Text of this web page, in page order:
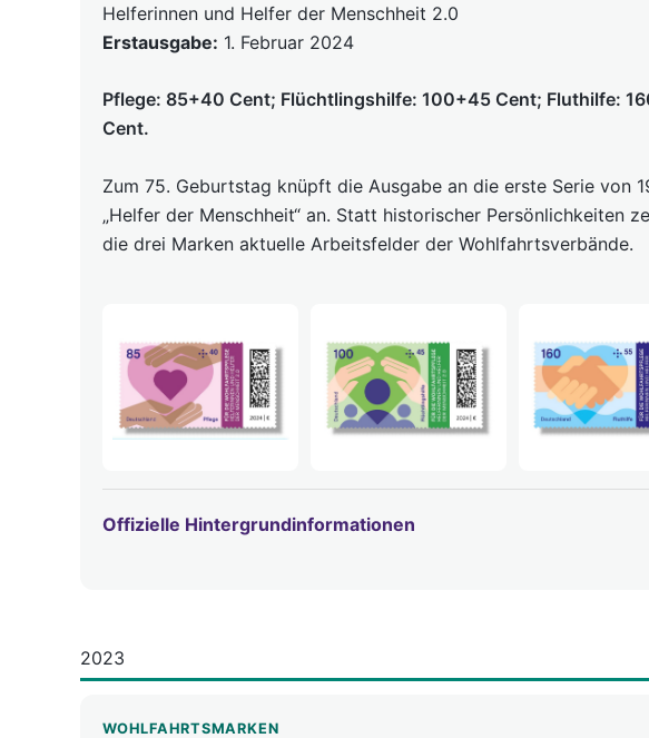
Helferinnen und Helfer der Menschheit 2.0
Erstausgabe: 1. Februar 2024
Pflege: 85+40 Cent; Flüchtlingshilfe: 100+45 Cent; Fluthilfe:
Cent.
Zum 75. Geburtstag knüpft die Ausgabe an die erste Serie von
„Helfer der Menschheit“ an. Statt historischer Persönlichkeiten
die drei Marken aktuelle Arbeitsfelder der Wohlfahrtsverbände.
Offizielle Hintergrundinformationen
2023
WOHLFAHRTSMARKEN